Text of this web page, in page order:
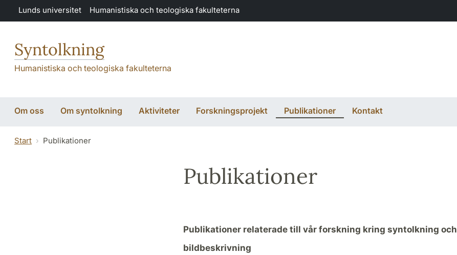
Hoppa till huvudinnehåll
Lunds universitet Humanistiska och teologiska fakulteterna
Syntolkning
Humanistiska och teologiska fakulteterna
Om oss Om syntolkning Aktiviteter Forskningsprojekt Publikationer Kontakt
Start Publikationer
Publikationer
Publikationer relaterade till vår forskning kring syntolkning och
bildbeskrivning